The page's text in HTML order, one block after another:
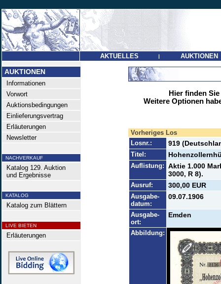
AKTUELLES | AUKTIONEN
AUKTIONEN
Informationen
Vorwort
Auktionsbedingungen
Einlieferungsvertrag
Erläuterungen
Newsletter
NACHVERKAUF
Katalog 129. Auktion
und Ergebnisse
KATALOG
Katalog zum Blättern
LIVE BIETEN
Erläuterungen
Hier finden
Weitere Optionen
Vorheriges Los
Losnr.:
919
Titel:
Auflistung: Aktie 1.000
3000, R 8).
Ausruf: 300,00 EUR
Ausgabe-
datum:
09.07.1906
Ausgabe-
ort:
Emden
Abbildung: